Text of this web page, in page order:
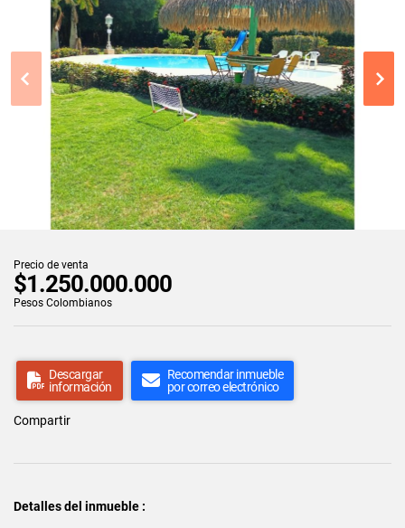
Precio de venta
$1.250.000.000
Pesos Colombianos
Descargar
información
Recomendar inmueble
por correo electrónico
Compartir
Detalles del inmueble :